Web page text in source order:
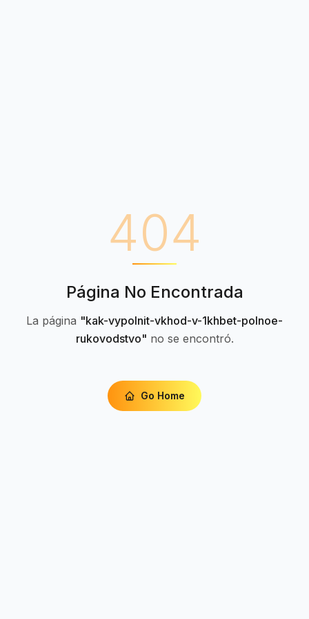
404
Página No Encontrada
La página "kak-vypolnit-vkhod-v-1khbet-polnoe-
rukovodstvo" no se encontró.
Go Home